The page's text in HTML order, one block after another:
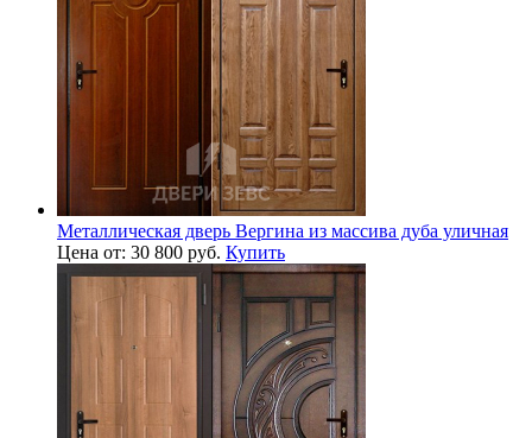
Металлическая дверь Вергина из массива дуба уличная
Цена от: 30 800 руб. Купить